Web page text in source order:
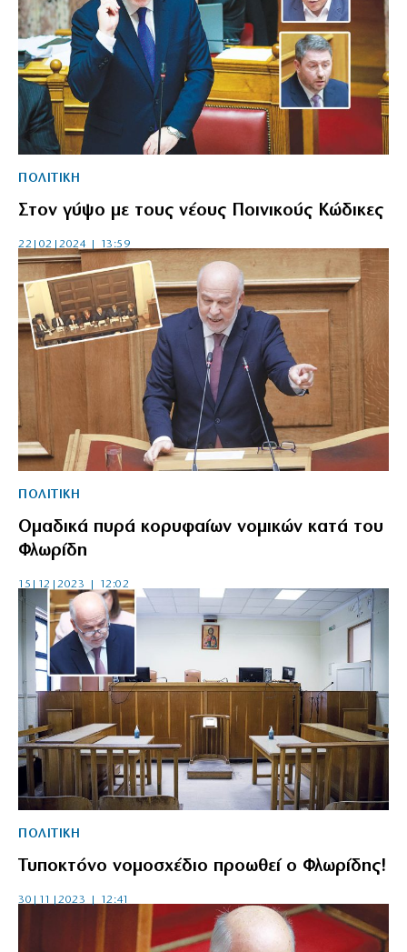
ΠΟΛΙΤΙΚΗ
Στον γύψο με τους νέους Ποινικούς Κώδικες
22|02|2024 | 13:59
ΠΟΛΙΤΙΚΗ
Ομαδικά πυρά κορυφαίων νομικών κατά του
Φλωρίδη
15|12|2023 | 12:02
ΠΟΛΙΤΙΚΗ
Τυποκτόνο νομοσχέδιο προωθεί ο Φλωρίδης!
30|11|2023 | 12:41